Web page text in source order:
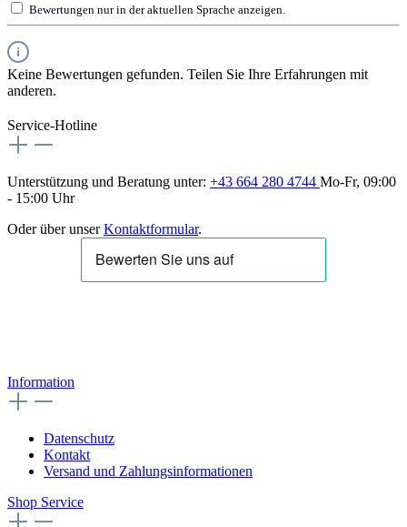
Bewertungen nur in der aktuellen Sprache anzeigen.
Keine Bewertungen gefunden. Teilen Sie Ihre Erfahrungen mit
anderen.
Service-Hotline
Unterstützung und Beratung unter: +43 664 280 4744 Mo-Fr, 09:00
- 15:00 Uhr
Oder über unserKontaktformular.
Information
Datenschutz
Kontakt
Versand und Zahlungsinformationen
Shop Service